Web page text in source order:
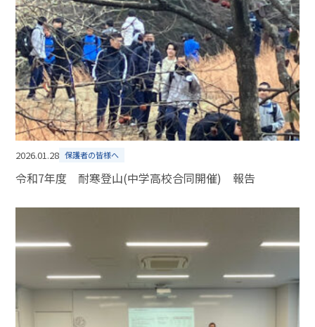
2026.01.28 保護者の皆様へ
令和7年度 耐寒登山(中学高校合同開催) 報告